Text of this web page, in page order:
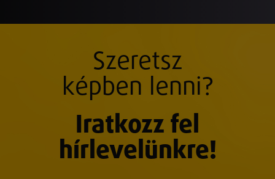
Szeretsz
képben lenni?
Iratkozz fel
hírlevelünkre!